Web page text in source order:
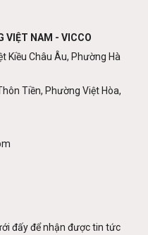
loại
VIỆT NAM - VICCO
Kiều Châu Âu, Phường Hà
Tiền, Phường Việt Hòa,
đấy để nhận được tin tức